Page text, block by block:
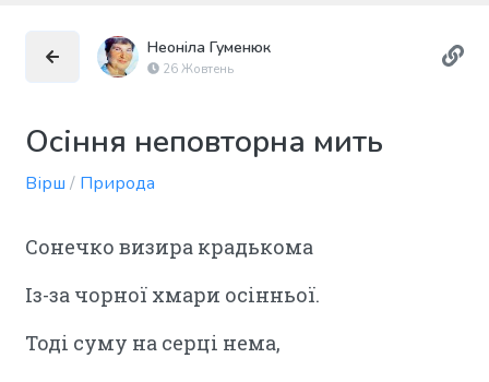
Неоніла Гуменюк
26 Жовтень
Осіння неповторна мить
Вірш / Природа
Сонечко визира крадькома
Із-за чорної хмари осінньої.
Тоді суму на серці нема,